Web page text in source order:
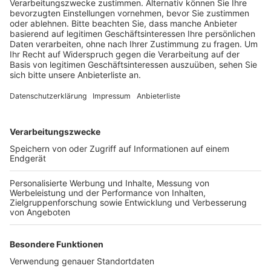
Anzeige
Denn auf dem Geh- und Radweg finden zwischen der
„Kaiserstraße“ und dem „Mühlenbach“
Hierfür muss der Abschnitt voll gesperrt werden.
Die Stadt empfiehlt eine Umleitung über die
Bereits kommenden Freitag sollen die Arbeiten
abgeschlossen und der Abschnitt wieder freigegeben
sein.
Anzeige